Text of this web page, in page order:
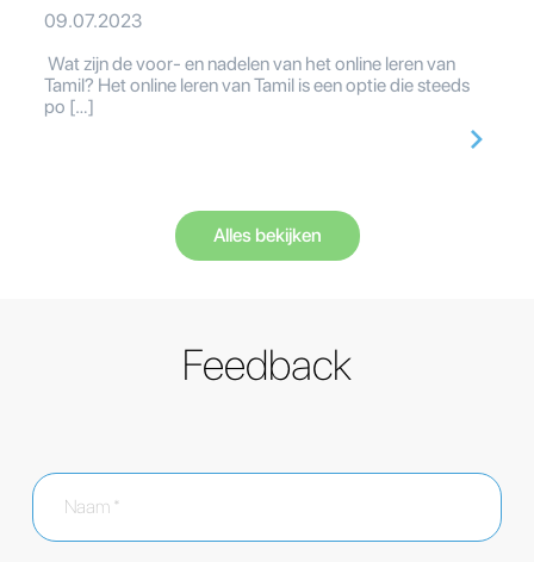
09.07.2023
Wat zijn de voor- en nadelen van het online leren van
Tamil? Het online leren van Tamil is een optie die steeds
po […]
Alles bekijken
Feedback